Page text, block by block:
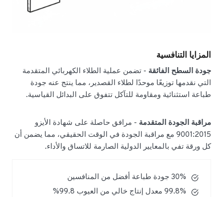
المزايا التنافسية
جودة السطح الفائقة - تضمن عملية الطلاء الكهربائي المتقدمة
التي نقدمها توزيعًا موحدًا لطلاء القصدير، مما ينتج عنه جودة
طباعة استثنائية ومقاومة للتآكل تتفوق على البدائل القياسية.
مراقبة الجودة المتقدمة - مرافق حاصلة على شهادة الأيزو
9001:2015 مع مراقبة الجودة في الوقت الحقيقي، مما يضمن أن
كل ورقة تفي بالمعايير الدولية الصارمة للاتساق والأداء.
30% جودة طباعة أفضل من المنافسين
99.8% معدل إنتاج خالي من العيوب 99.8%